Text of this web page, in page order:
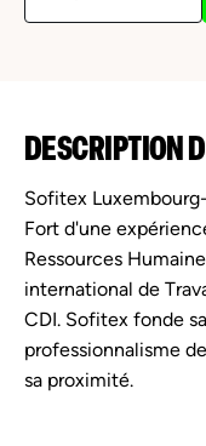
DESCRIPTION
Sofitex
Fort d'une
Ressources
international de
CDI. Sofitex fonde
professionnalisme
sa proximité.